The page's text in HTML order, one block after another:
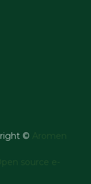
© Aromen
source e-